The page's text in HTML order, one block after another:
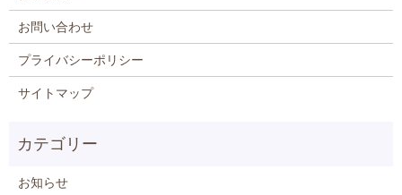
お問い合わせ
プライバシーポリシー
サイトマップ
お知らせ